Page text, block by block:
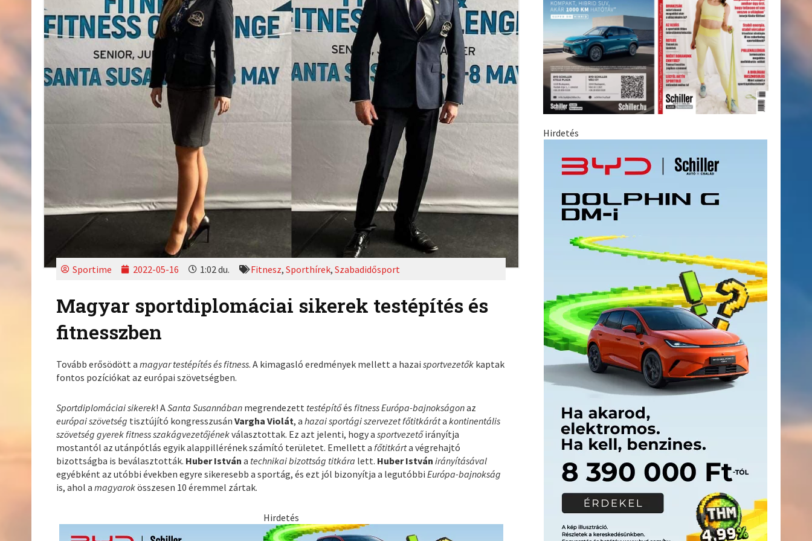
Sportime 2022-05-16 1:02 du. Fitnesz, Sporthírek, Szabadidősport
Magyar sportdiplomáciai sikerek testépítés és
fitnesszben
Tovább erősödött amagyar testépítés és fitness. A kimagasló eredmények mellett a hazaisportvezetők kaptak
fontos pozíciókat az európai szövetségben.
Sportdiplomáciai sikerek! ASanta Susannában megrendezett testépítőésfitness Európa-bajnokságonaz
európai szövetség tisztújító kongresszusánVargha Violát, ahazai sportági szervezetfőtitkárátakontinentális
szövetség gyerek fitness szakágvezetőjénekválasztottak. Ez azt jelenti, hogy asportvezetőirányítja
mostantól az utánpótlás egyik alappillérének számító területet. Emellett afőtitkárta végrehajtó
bizottságba is beválasztották. Huber István a technikai bizottság titkára lett. Huber István irányításával
egyébként az utóbbi években egyre sikeresebb a sportág, és ezt jól bizonyítja a legutóbbiEurópa-bajnokság
is, ahol amagyarokösszesen 10 éremmel zártak.
Hirdetés
Hirdetés